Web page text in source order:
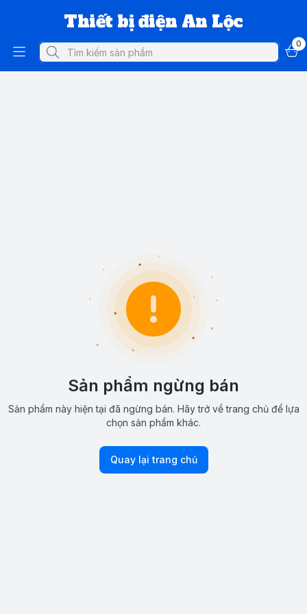
Thiết bị điện An Lộc
0
Sản phẩm ngừng bán
Sản phẩm này hiện tại đã ngừng bán. Hãy trở về trang chủ để lựa
chọn sản phẩm khác.
Quay lại trang chủ